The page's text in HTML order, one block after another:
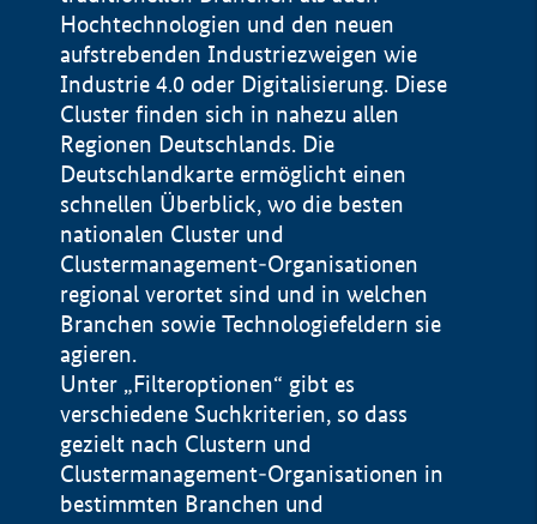
Hochtechnologien und den neuen
aufstrebenden Industriezweigen wie
Industrie 4.0 oder Digitalisierung. Diese
Cluster finden sich in nahezu allen
Regionen Deutschlands. Die
Deutschlandkarte ermöglicht einen
schnellen Überblick, wo die besten
nationalen Cluster und
Clustermanagement-Organisationen
regional verortet sind und in welchen
Branchen sowie Technologiefeldern sie
agieren.
Unter „Filteroptionen“ gibt es
verschiedene Suchkriterien, so dass
gezielt nach Clustern und
Clustermanagement-Organisationen in
bestimmten Branchen und
Impressum
Datenschutzerklärung
BMWE, 2026 ©
100 km © Geobasis-DE / BKG 2015